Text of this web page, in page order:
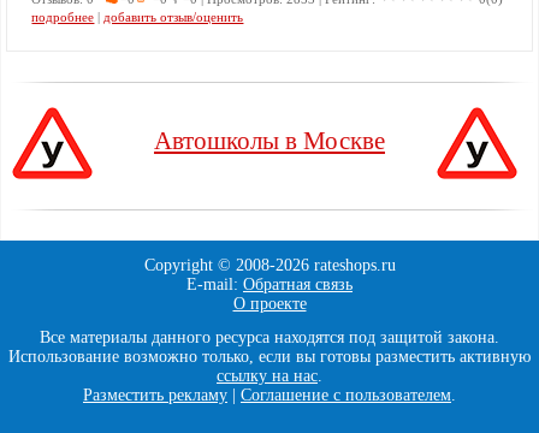
подробнее | добавить отзыв/оценить
Автошколы в Москве
Copyright © 2008-2026 rateshops.ru
E-mail: Обратная связь
О проекте
Все материалы данного ресурса находятся под защитой закона.
Использование возможно только, если вы готовы разместить активную
ссылку на нас.
Разместить рекламу
Соглашение с пользователем.